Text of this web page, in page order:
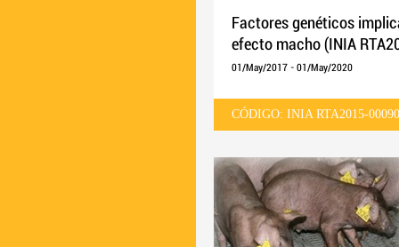
Factores genéticos
efecto macho (INIA
01/May/2017 - 01/May/2020
CÓDIGO: INIA RTA2015-